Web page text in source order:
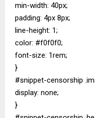
min-width: 40px;
padding: 4px 8px;
line-height: 1;
color: #f0f0f0;
font-size: 1rem;
}
#snippet-censorship
display: none;
}